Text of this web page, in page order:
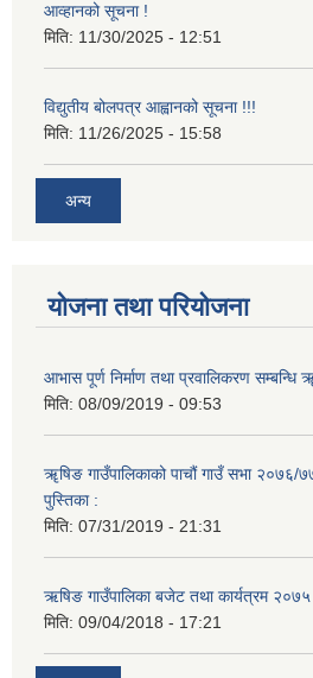
आव्हानको सूचना !
मिति: 11/30/2025 - 12:51
विद्युतीय बोलपत्र आह्वानको सूचना !!!
मिति: 11/26/2025 - 15:58
अन्य
योजना तथा परियोजना
आभास पूर्ण निर्माण तथा प्रवालिकरण सम्बन्धि
मिति: 08/09/2019 - 09:53
ॠषिङ गाउँपालिकाको पाचौं गाउँ सभा २०७६/
पुस्तिका :
मिति: 07/31/2019 - 21:31
ऋषिङ गाउँपालिका बजेट तथा कार्यत्रम २०७५
मिति: 09/04/2018 - 17:21